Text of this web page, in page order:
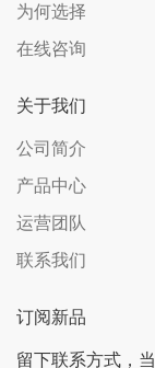
为何选择
在线咨询
关于我们
公司简介
产品中心
运营团队
联系我们
订阅新品
留下联系方式，